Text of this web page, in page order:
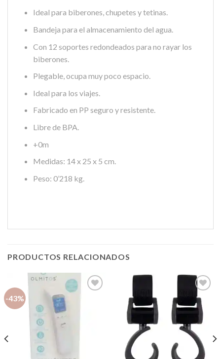
Ideal para biberones, chupetes y tetinas.
Bandeja para el almacenamiento del agua.
Con 12 soportes redondeados para no rayar los
biberones.
Plegable, ocupa muy poco espacio.
Ideal para los viajes.
Fabricado en PP seguro y resistente.
Libre de BPA.
+0m
Medidas: 14 x 25 x 5 cm.
Peso: 0’218 kg.
PRODUCTOS RELACIONADOS
-43%
Añadir
a la
lista de
deseos